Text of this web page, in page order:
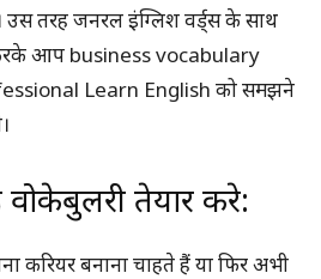
तरह जनरल इंग्लिश वर्ड्स के साथ
आप business vocabulary
Learn English को समझने
वोकेबुलरी तेयार करे:
करियर बनाना चाहते हैं या फिर अभी